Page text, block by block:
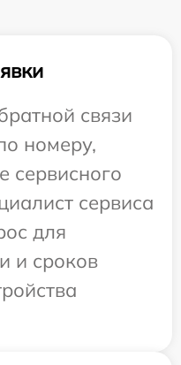
связи
номеру,
сервисного
сервиса
для
и сроков